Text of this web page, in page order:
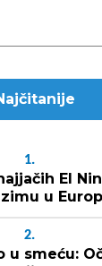
1.
El
u
2.
u smeću: